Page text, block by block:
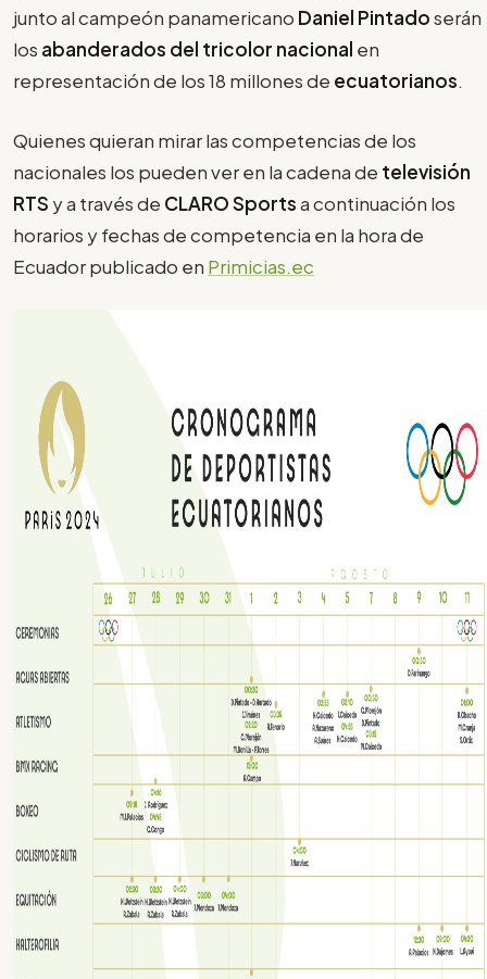
junto al campeón panamericano Daniel Pintadoserán
los abanderados del tricolor nacional en
representación de los 18 millones de ecuatorianos.
Quienes quieran mirar las competencias de los
nacionales los pueden ver en la cadena de televisión
RTS y a través de CLARO Sportsa continuación los
horarios y fechas de competencia en la hora de
Ecuador publicado en Primicias.ec